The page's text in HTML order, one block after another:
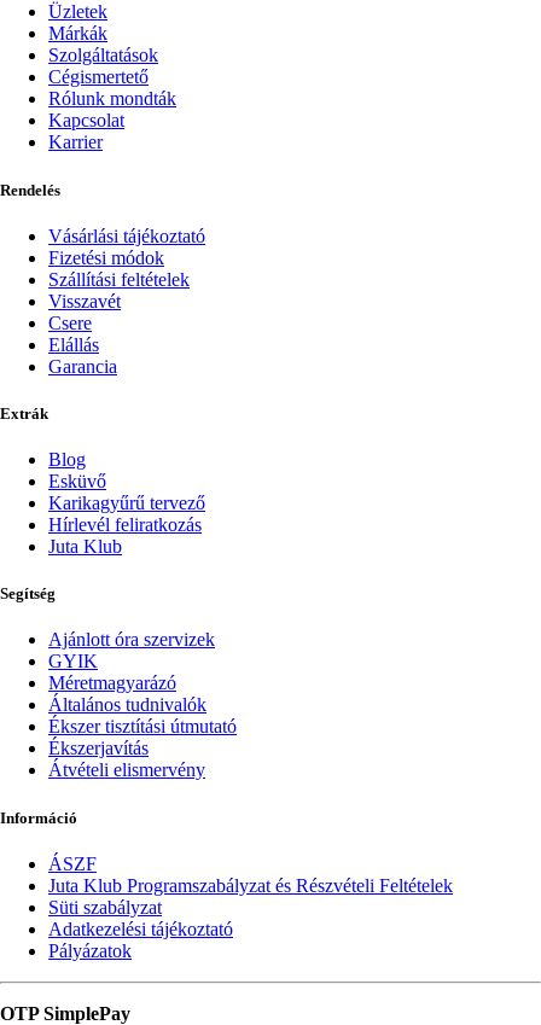
Üzletek
Márkák
Szolgáltatások
Cégismertető
Rólunk mondták
Kapcsolat
Karrier
Rendelés
Vásárlási tájékoztató
Fizetési módok
Szállítási feltételek
Visszavét
Csere
Elállás
Garancia
Extrák
Blog
Esküvő
Karikagyűrű tervező
Hírlevél feliratkozás
Juta Klub
Segítség
Ajánlott óra szervizek
GYIK
Méretmagyarázó
Általános tudnivalók
Ékszer tisztítási útmutató
Ékszerjavítás
Átvételi elismervény
Információ
ÁSZF
Juta Klub Programszabályzat és Részvételi Feltételek
Süti szabályzat
Adatkezelési tájékoztató
Pályázatok
OTP SimplePay